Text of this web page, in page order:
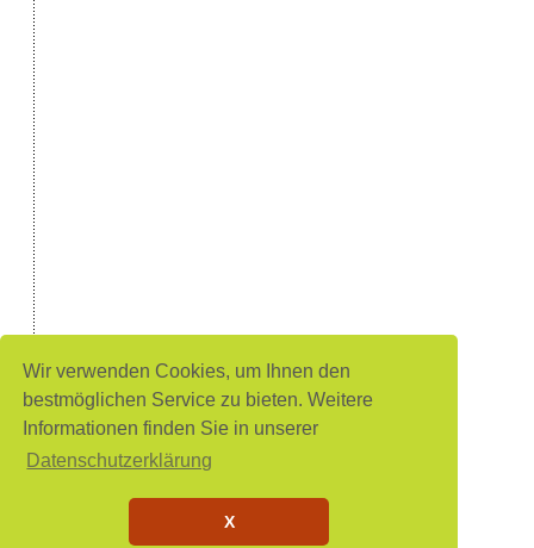
Wir verwenden Cookies, um Ihnen den
bestmöglichen Service zu bieten. Weitere
Informationen finden Sie in unserer
Datenschutzerklärung
X